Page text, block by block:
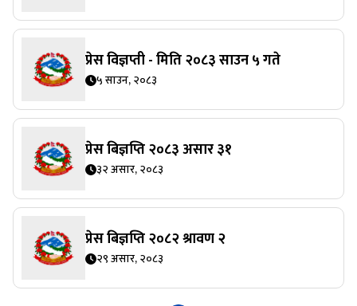
प्रेस विज्ञप्ती - मिति २०८३ साउन ५ गते
५ साउन, २०८३
प्रेस बिज्ञप्ति २०८३ असार ३१
३२ असार, २०८३
प्रेस बिज्ञप्ति २०८२ श्रावण २
२९ असार, २०८३